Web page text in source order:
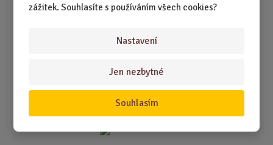
zážitek. Souhlasíte s používáním všech cookies?
Nastavení
Jen nezbytné
Souhlasím